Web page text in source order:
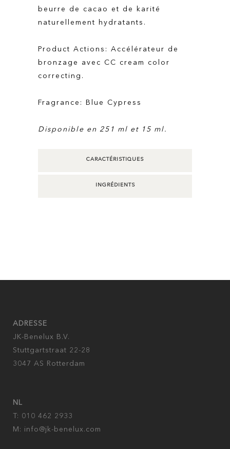
beurre de cacao et de karité
naturellement hydratants.
Product Actions: Accélérateur de
bronzage avec CC cream color
correcting.
Fragrance: Blue Cypress
Disponible en 251 ml et 15 ml.
CARACTÉRISTIQUES
INGRÉDIENTS
ADRESSE
JK-Benelux B.V.
Stuttgartstraat 22-28
3047 AS Rotterdam
NL
T: 010 462 2933
M: info@jk-benelux.com